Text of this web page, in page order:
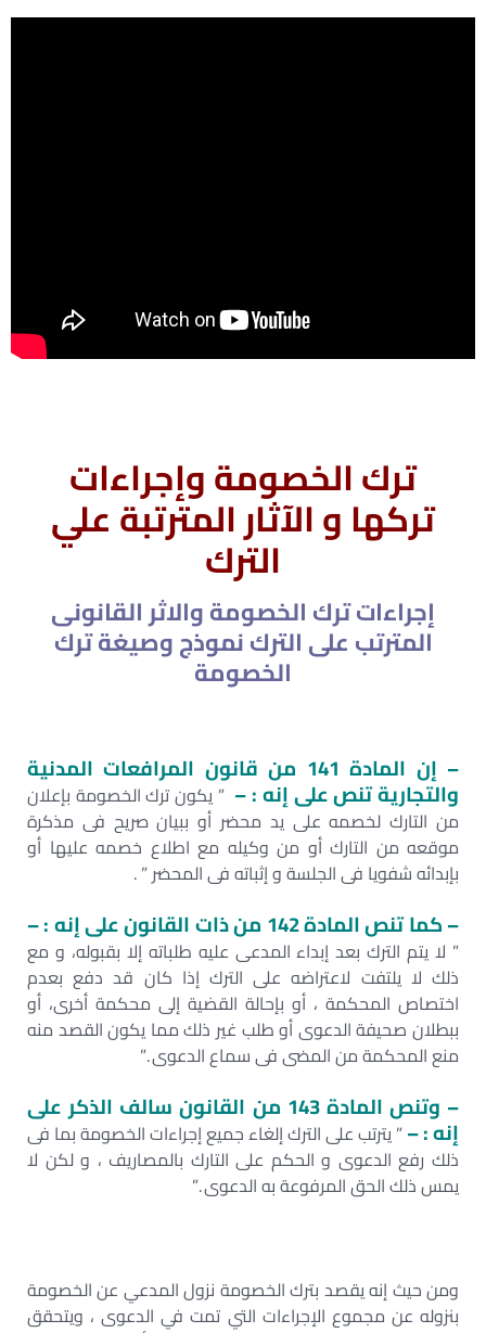
ترك الخصومة وإجراءات
تركها و الآثار المترتبة علي
الترك
إجراءات ترك الخصومة والاثر القانونى
المترتب على الترك نموذج وصيغة ترك
الخصومة
– إن المادة 141 من قانون المرافعات المدنية
والتجارية تنص على إنه : – ” يكون ترك الخصومة بإعلان
من التارك لخصمه على يد محضر أو ببيان صريح فى مذكرة
موقعه من التارك أو من وكيله مع اطلاع خصمه عليها أو
بإبدائه شفويا فى الجلسة و إثباته فى المحضر ” .
– كما تنص المادة 142 من ذات القانون على إنه : –
” لا يتم الترك بعد إبداء المدعى عليه طلباته إلا بقبوله، و مع
ذلك لا يلتفت لاعتراضه على الترك إذا كان قد دفع بعدم
اختصاص المحكمة ، أو بإحالة القضية إلى محكمة أخرى، أو
ببطلان صحيفة الدعوى أو طلب غير ذلك مما يكون القصد منه
منع المحكمة من المضى فى سماع الدعوى .”
– وتنص المادة 143 من القانون سالف الذكر على
إنه : –” يترتب على الترك إلغاء جميع إجراءات الخصومة بما فى
ذلك رفع الدعوى و الحكم على التارك بالمصاريف ، و لكن لا
يمس ذلك الحق المرفوعة به الدعوى .”
ومن حيث إنه يقصد بترك الخصومة نزول المدعي عن الخصومة
بنزوله عن مجموع الإجراءات التي تمت في الدعوى ، ويتحقق